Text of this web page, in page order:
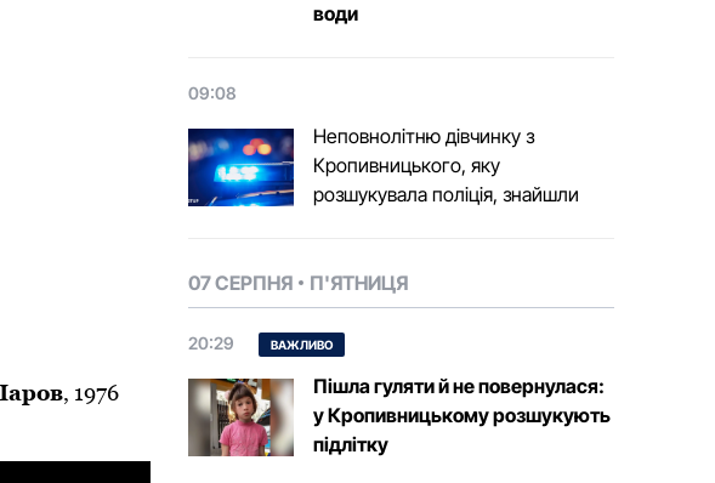
, 1976
води
09:08
Неповнолітню дівчинку з
Кропивницького, яку
розшукувала поліція, знайшли
07 СЕРПНЯ П'ЯТНИЦЯ
20:29 ВАЖЛИВО
Пішла гуляти й не повернулася:
у Кропивницькому розшукують
підлітку